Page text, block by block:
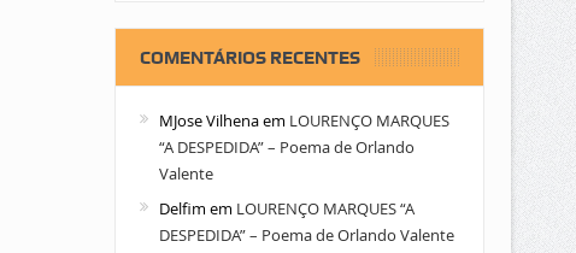
COMENTÁRIOS RECENTES
MJose Vilhenaem LOURENÇO MARQUES
“A DESPEDIDA” – Poema de Orlando
Valente
Delfim em LOURENÇO MARQUES “A
DESPEDIDA” – Poema de Orlando Valente